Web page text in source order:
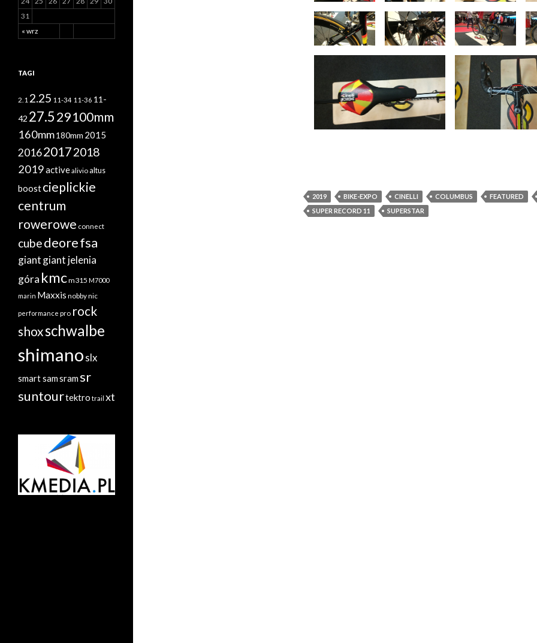
2019 BIKE-EXPO CINELLI COLUMBUS
FEATURED
SUPER RECORD 11
SUPERSTAR
« wrz
31
TAGI
2.1 2.25 11-34 11-36 11-
42 27.529100mm
160mm180mm 2015
201620172018
2019activealivioaltus
boostcieplickie
centrum
rowerowe connect
cubedeorefsa
giantgiant jelenia
góra kmcm315 M7000
marin Maxxis nobby nic
performance pro rock
shoxschwalbe
shimanoslx
smart samsramsr
suntourtektro trail xt